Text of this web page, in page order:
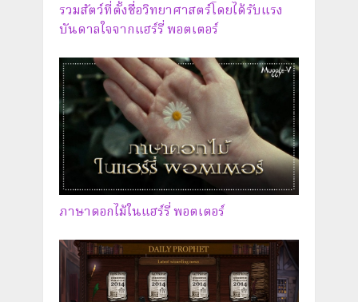
รวมสัตว์ที่ตั้งชื่อวิทยาศาสตร์โดยได้รับแรง
บันดาลใจจากแฮร์รี่ พอตเตอร์
ภาษาดอกไม้ในแฮร์รี่ พอตเตอร์